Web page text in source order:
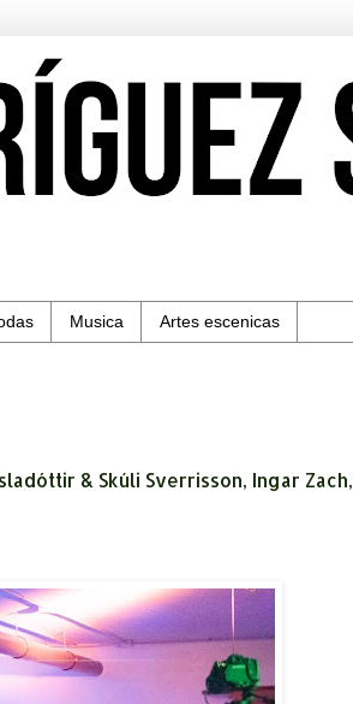
Musica Artes escenicas
& Skúli Sverrisson, Ingar Zach,